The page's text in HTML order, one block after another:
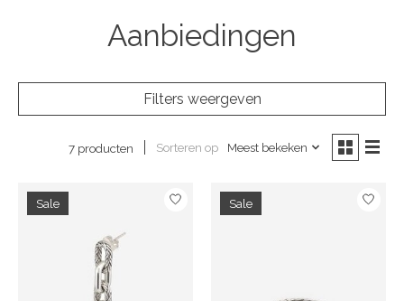
Aanbiedingen
Filters weergeven
7 producten Sorteren op Meest bekeken
Sale Sale